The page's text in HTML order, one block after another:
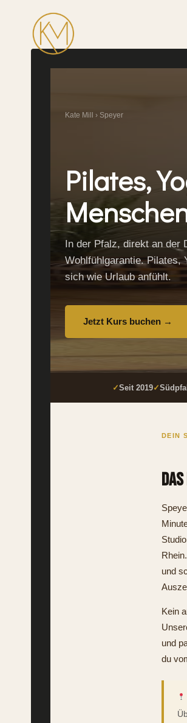
springen
Kate Mill › Speyer
Pilates,
In der Pfalz, direkt an der
Wohlfühlgarantie. Pilates,
sich wie Urlaub anfühlt.
Jetzt Kurs buchen →
✓Seit 2019✓
DEIN
und
Kein
und
du